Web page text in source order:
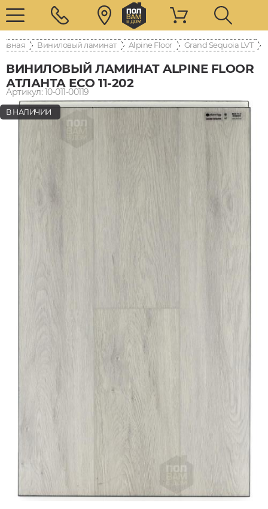
Виниловый ламинат Alpine Floor Grand Sequoia LVT
ВИНИЛОВЫЙ ЛАМИНАТ ALPINE FLOOR
АТЛАНТА ECO 11-202
Артикул: 10-011-00119
В НАЛИЧИИ